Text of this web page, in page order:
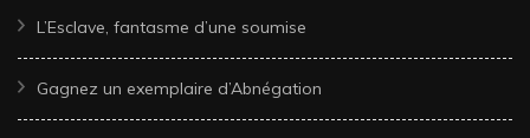
L’Esclave, fantasme d’une soumise
Gagnez un exemplaire d’Abnégation